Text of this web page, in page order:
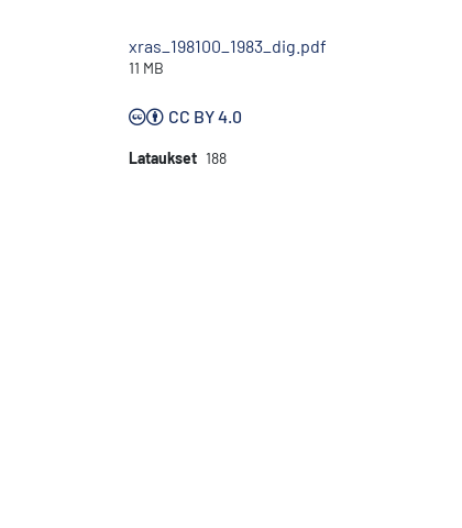
xras_198100_1983_dig.pdf
11 MB
CC BY 4.0
Lataukset 188